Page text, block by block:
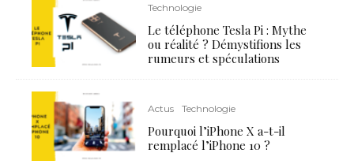
Technologie
Le téléphone Tesla Pi : Mythe
ou réalité ? Démystifions les
rumeurs et spéculations
Actus Technologie
Pourquoi l’iPhone X a-t-il
remplacé l’iPhone 10 ?